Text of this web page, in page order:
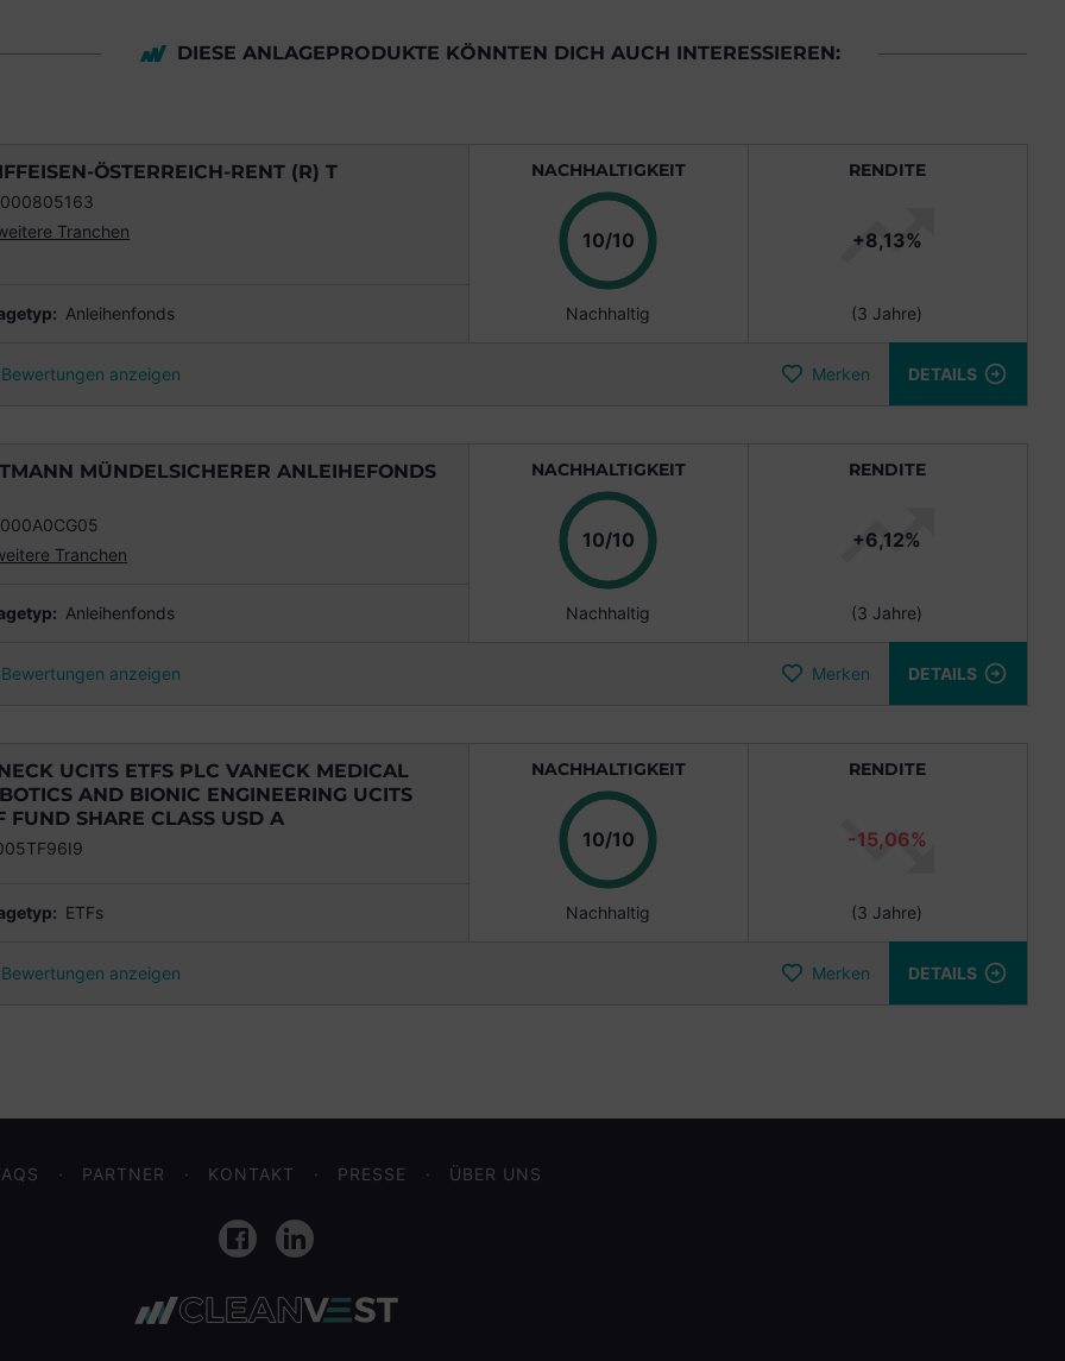
DIESE ANLAGEPRODUKTE KÖNNTEN DICH AUCH INTERESSIEREN:
ÖSTERREICH-RENT (R) T
Tranchen
Anleihenfonds
NACHHALTIGKEIT
10/10Punkte
Nachhaltig
RENDITE
+8,13%
(3 Jahre)
Bewertungen anzeigen Merken DETAILS
MÜNDELSICHERER ANLEIHEFONDS
Tranchen
Anleihenfonds
NACHHALTIGKEIT
10/10Punkte
Nachhaltig
RENDITE
+6,12%
(3 Jahre)
Bewertungen anzeigen Merken DETAILS
UCITS ETFS PLC VANECK MEDICAL
AND BIONIC ENGINEERING UCITS
FUND SHARE CLASS USD A
ETFs
NACHHALTIGKEIT
10/10Punkte
Nachhaltig
RENDITE
-15,06%
(3 Jahre)
Bewertungen anzeigen Merken DETAILS
PARTNER KONTAKT PRESSE ÜBER UNS
FacebookLinkedIn